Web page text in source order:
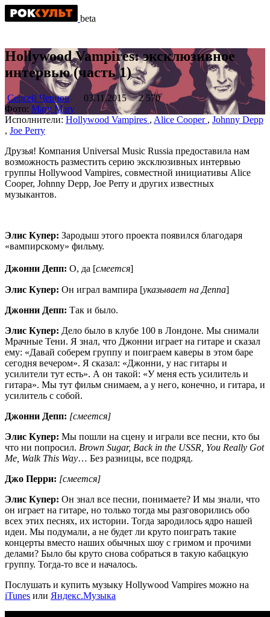
beta
Hollywood Vampires: эксклюзивное
интервью (часть 1)
Сергей Чернов 03.11.2015
2 570
Фото: Mary Mary
Исполнители: Hollywood Vampires , Alice Cooper , Johnny Depp
, Joe Perry
Друзья! Компания Universal Music Russia предоставила нам
возможность разместить серию эксклюзивных интервью
группы Hollywood Vampires, совместной инициативы Alice
Cooper, Johnny Depp, Joe Perry и других известных
музыкантов.
Элис Купер: Зародыш этого проекта появился благодаря
«вампирскому» фильму.
Джонни Депп: О, да [смеется]
Элис Купер: Он играл вампира [указывает на Деппа]
Джонни Депп: Так и было.
Элис Купер: Дело было в клубе 100 в Лондоне. Мы снимали
Мрачные Тени. Я знал, что Джонни играет на гитаре и сказал
ему: «Давай соберем группу и поиграем каверы в этом баре
сегодня вечером». Я сказал: «Джонни, у нас гитары и
усилители тут есть». А он такой: «У меня есть усилитель и
гитара». Мы тут фильм снимаем, а у него, конечно, и гитара, и
усилитель с собой.
Джонни Депп: [смеется]
Элис Купер: Мы пошли на сцену и играли все песни, кто бы
что ни попросил. Brown Sugar, Back in the USSR, You Really Got
Me, Walk This Way… Без разницы, все подряд.
Джо Перри: [смеется]
Элис Купер: Он знал все песни, понимаете? И мы знали, что
он играет на гитаре, но только тогда мы разговорились обо
всех этих песнях, их истории. Тогда зародилось ядро нашей
идеи. Мы подумали, а не будет ли круто поиграть такие
концерты вместо наших обычных шоу с гримом и прочими
делами? Было бы круто снова собраться в такую кабацкую
группу. Тогда-то все и началось.
Послушать и купить музыку Hollywood Vampires можно на
iTunes или Яндекс.Музыка